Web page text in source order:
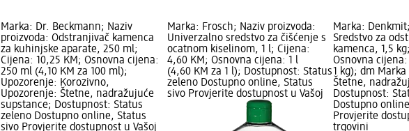
Marka: Dr. Beckmann; Naziv
proizvoda: Odstranjivač kamenca
za kuhinjske aparate, 250 ml;
Cijena: 10,25 KM; Osnovna cijena:
250 ml (4,10 KM za 100 ml);
Upozorenje: Korozivno,
Upozorenje: Štetne, nadražujuće
supstance; Dostupnost: Status
zeleno Dostupno online, Status
sivo Provjerite dostupnost u Vašoj
Marka: Frosch; Naziv proizvoda:
Univerzalno sredstvo za čišćenje s
ocatnom kiselinom, 1 l; Cijena:
4,60 KM; Osnovna cijena: 1 l
(4,60 KM za 1 l); Dostupnost: Status
zeleno Dostupno online, Status
sivo Provjerite dostupnost u Vašoj
Marka:
Sredstvo za
kamenca, 1,5
Osnovna cijena:
1 kg); dm
Štetne,
Dostupnost:
Dostupno
Provjerite
trgovini